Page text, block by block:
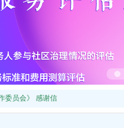
委员会》 感谢信